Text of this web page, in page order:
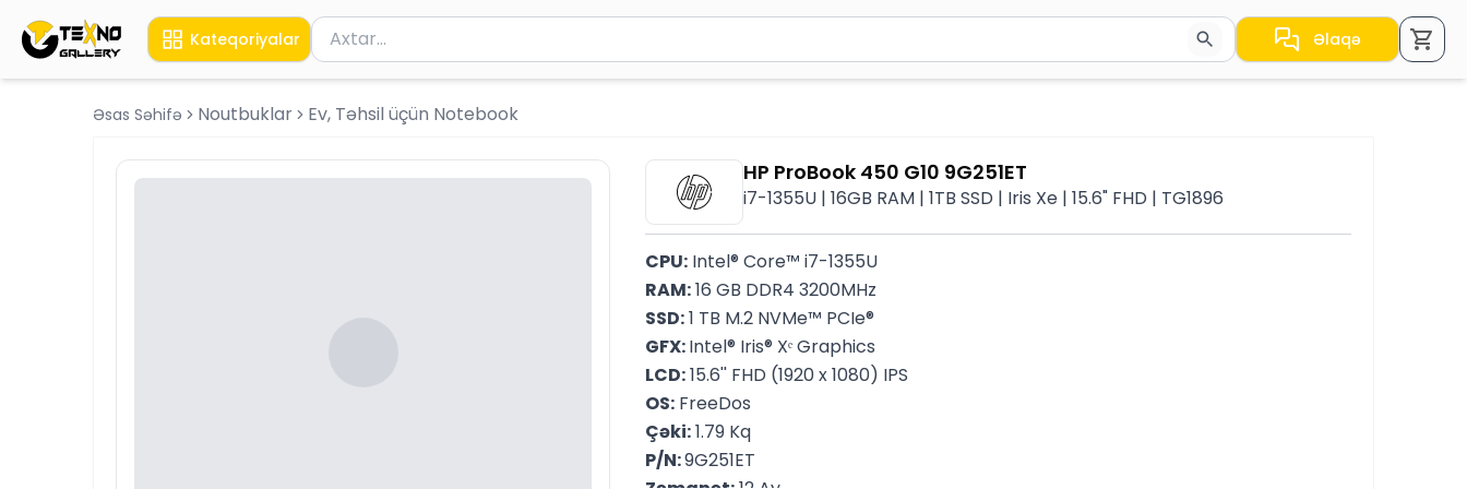
Kateqoriyalar Məhsul axtar
Axtarış üçün ən azı 2 simvol yazın. Göndərmək üçün Enter düyməsini basın və ya nəticələr arasında keçid etmək üçün ox
Əlaqə
Əsas Səhifə Noutbuklar Ev, Təhsil üçün Notebook
HP ProBook 450 G10 9G251ET
i7-1355U | 16GB RAM | 1TB SSD | Iris Xe | 15.6" FHD | TG1896
CPU: Intel® Core™ i7-1355U
RAM: 16 GB DDR4 3200MHz
SSD: 1 TB M.2 NVMe™ PCIe®
GFX: Intel® Iris® Xᵉ Graphics
LCD: 15.6'' FHD (1920 x 1080) IPS
OS: FreeDos
Çəki: 1.79 Kq
P/N: 9G251ET